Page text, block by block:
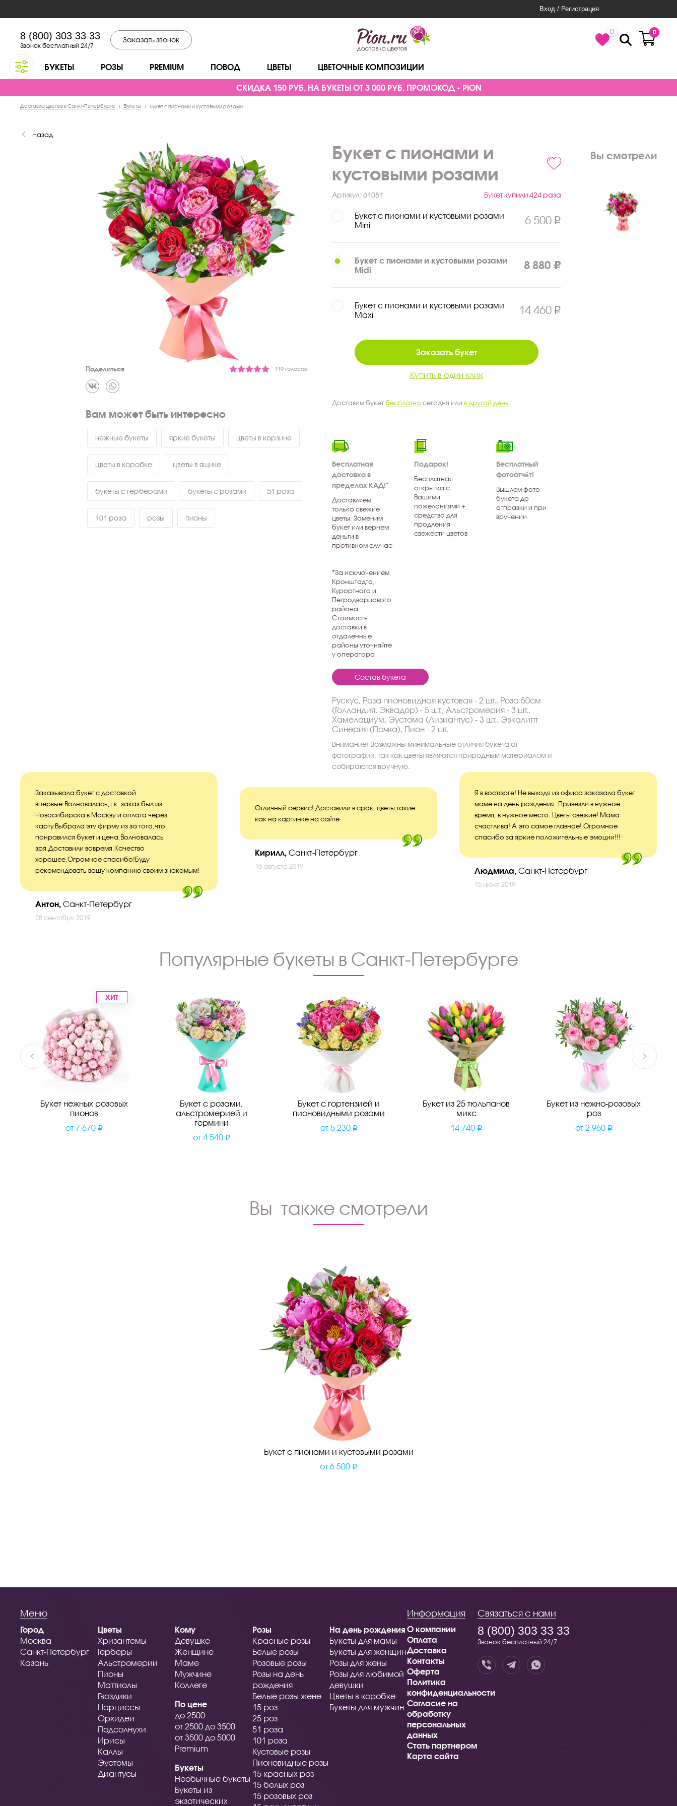
Вход / Регистрация
8 (800) 303 33 33
Звонок бесплатный 24/7
Заказать звонок
0 0
БУКЕТЫ РОЗЫ PREMIUM ПОВОД ЦВЕТЫ ЦВЕТОЧНЫЕ КОМПОЗИЦИИ
СКИДКА 150 РУБ. НА БУКЕТЫ ОТ 3 000 РУБ. ПРОМОКОД - PION
Доставка цветов в Санкт-Петербурге | Букеты | Букет с пионами и кустовыми розами
Назад
Поделиться
Вам может быть интересно
нежные букеты яркие букеты цветы в корзине
цветы в коробке цветы в ящике
букеты с герберами букеты с розами 51 роза
101 роза розы пионы
119 голосов
Букет с пионами и
кустовыми розами
Артикул: 61081 Букет купили 424 раза
Букет с пионами и кустовыми розами
Mini
6 500
Букет с пионами и кустовыми розами
Midi
8 880
Букет с пионами и кустовыми розами
Maxi
14 460
Заказать букет
Купить в один клик
Доставим букетбесплатно сегодня или в другой день
Бесплатная
доставка в
пределах КАД!*
Доставляем
только свежие
цветы. Заменим
букет или вернем
деньги в
противном случае
*За исключением
Кронштадта,
Курортного и
Петродворцового
района.
Стоимость
доставки в
отдаленные
районы уточняйте
у оператора
Подарок!
Бесплатная
открытка с
Вашими
пожеланиями +
средство для
продления
свежести цветов
Бесплатный
фотоотчёт!
Вышлем фото
букета до
отправки и при
вручении
Состав букета
Рускус, Роза пионовидная кустовая - 2 шт., Роза 50см
(Голландия, Эквадор) - 5 шт., Альстромерия - 3 шт.,
Хамелациум, Эустома (Лизиантус) - 3 шт., Эвкалипт
Синерия (Пачка), Пион - 2 шт.
Внимание! Возможны минимальные отличия букета от
фотографии, так как цветы являются природным материалом и
собираются вручную.
Вы смотрели
Заказывала букет с доставкой
впервые.Волновалась,т.к. заказ был из
Новосибирска в Москву и оплата через
карту.Выбрала эту фирму из за того,что
понравился букет и цена.Волновалась
зря.Доставили вовремя.Качество
хорошее.Огромное спасибо!Буду
рекомендовать вашу компанию своим знакомым!
Антон, Санкт-Петербург
28 сентября 2019
Отличный сервис! Доставили в срок, цветы такие
как на картинке на сайте.
Кирилл,Санкт-Петербург
16 августа 2019
Я в восторге! Не выходя из офиса заказала букет
маме на день рождения. Привезли в нужное
время, в нужное место. Цветы свежие! Мама
счастлива! А это самое главное! Огромное
спасибо за яркие положительные эмоции!!!
Людмила,Санкт-Петербург
15 июля 2019
Популярные букеты в Санкт-Петербурге
ХИТ
Букет нежных розовых
пионов
от 7 670
Букет с розами,
альстромерией и
гермини
от 4 540
Букет с гортензией и
пионовидными розами
от 5 230
Букет из 25 тюльпанов
микс
14 740
Букет из нежно-розовых
роз
от 2 960
Вы также смотрели
Букет с пионами и кустовыми розами
от 6 500
Меню
Город
Москва
Санкт-Петербург
Казань
Цветы
Хризантемы
Герберы
Альстромерии
Пионы
Маттиолы
Гвоздики
Нарциссы
Орхидеи
Подсолнухи
Ирисы
Каллы
Эустомы
Диантусы
Кому
Девушке
Женщине
Маме
Мужчине
Коллеге
По цене
до 2500
от 2500 до 3500
от 3500 до 5000
Premium
Букеты
Необычные букеты
Букеты из
экзотических
Розы
Красные розы
Белые розы
Розовые розы
Розы на день
рождения
Белые розы жене
15 роз
25 роз
51 роза
101 роза
Кустовые розы
Пионовидные розы
15 красных роз
15 белых роз
15 розовых роз
На день рождения
Букеты для мамы
Букеты для женщин
Розы для жены
Розы для любимой
девушки
Цветы в коробке
Букеты для мужчин
Информация
О компании
Оплата
Доставка
Контакты
Оферта
Политика
конфиденциальности
Согласие на
обработку
персональных
данных
Стать партнером
Карта сайта
Связаться с нами
8 (800) 303 33 33
Звонок бесплатный 24/7